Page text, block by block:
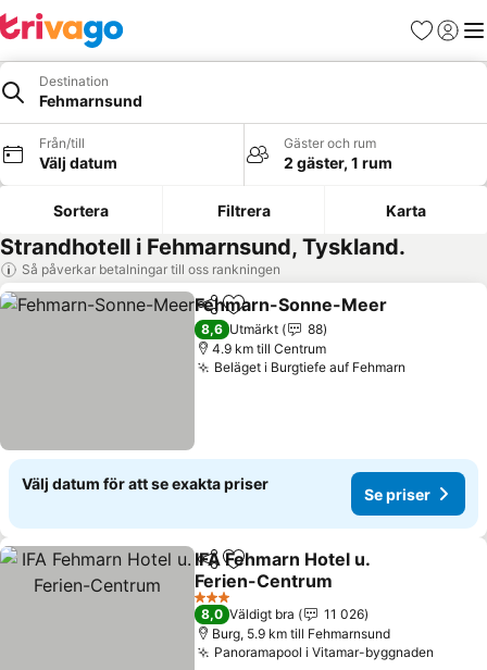
Favoriter
Logga
Destination
Fehmarnsund
Från/till
Välj datum
Gäster och rum
2 gäster, 1 rum
Sortera Filtrera Karta
Strandhotell i Fehmarnsund, Tyskland.
Så påverkar betalningar till oss rankningen
Dela Lägg till i Mina Favoriter
Fehmarn-Sonne-Meer
8,6 Utmärkt
88
4.9 km till Centrum
Beläget i Burgtiefe auf Fehmarn
Välj datum för att se exakta priser
Se priser
Dela Lägg till i Mina Favoriter
IFA Fehmarn Hotel u.
Ferien-Centrum
3 Stjärnor
8,0 Väldigt bra
11 026
Burg, 5.9 km till Fehmarnsund
Panoramapool i Vitamar-byggnaden